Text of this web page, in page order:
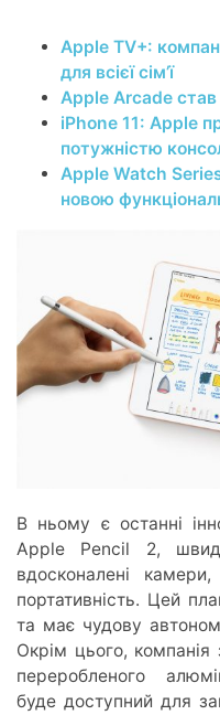
Apple TV+:
для всієї сім’ї
Apple Arcade став
iPhone 11: Apple
потужністю
Apple Watch
новою
В ньому є останні
Apple Pencil 2,
вдосконалені
портативність. Цей
та має чудову
Окрім цього,
переробленого
буде доступний для